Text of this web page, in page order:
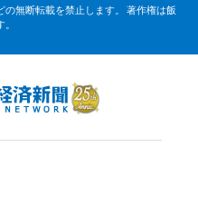
無断転載を禁止します。 著作権は飯